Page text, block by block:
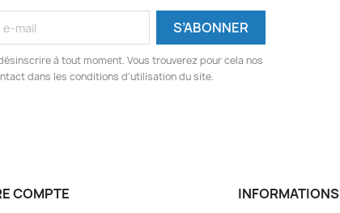
à tout moment. Vous trouverez pour cela nos
dans les conditions d'utilisation du site.
COMPTE INFORMATIONS